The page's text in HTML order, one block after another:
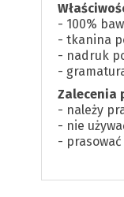
- 100%
- tkanina
- nadruk
-
Zalecenia
- należy
- nie
- prasować